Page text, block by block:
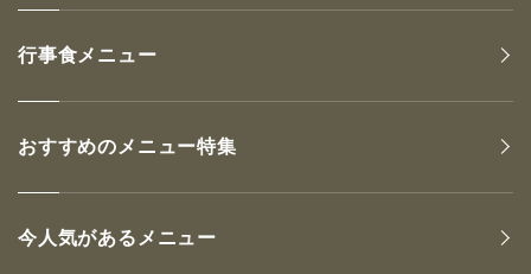
行事食メニュー
おすすめのメニュー特集
今人気があるメニュー